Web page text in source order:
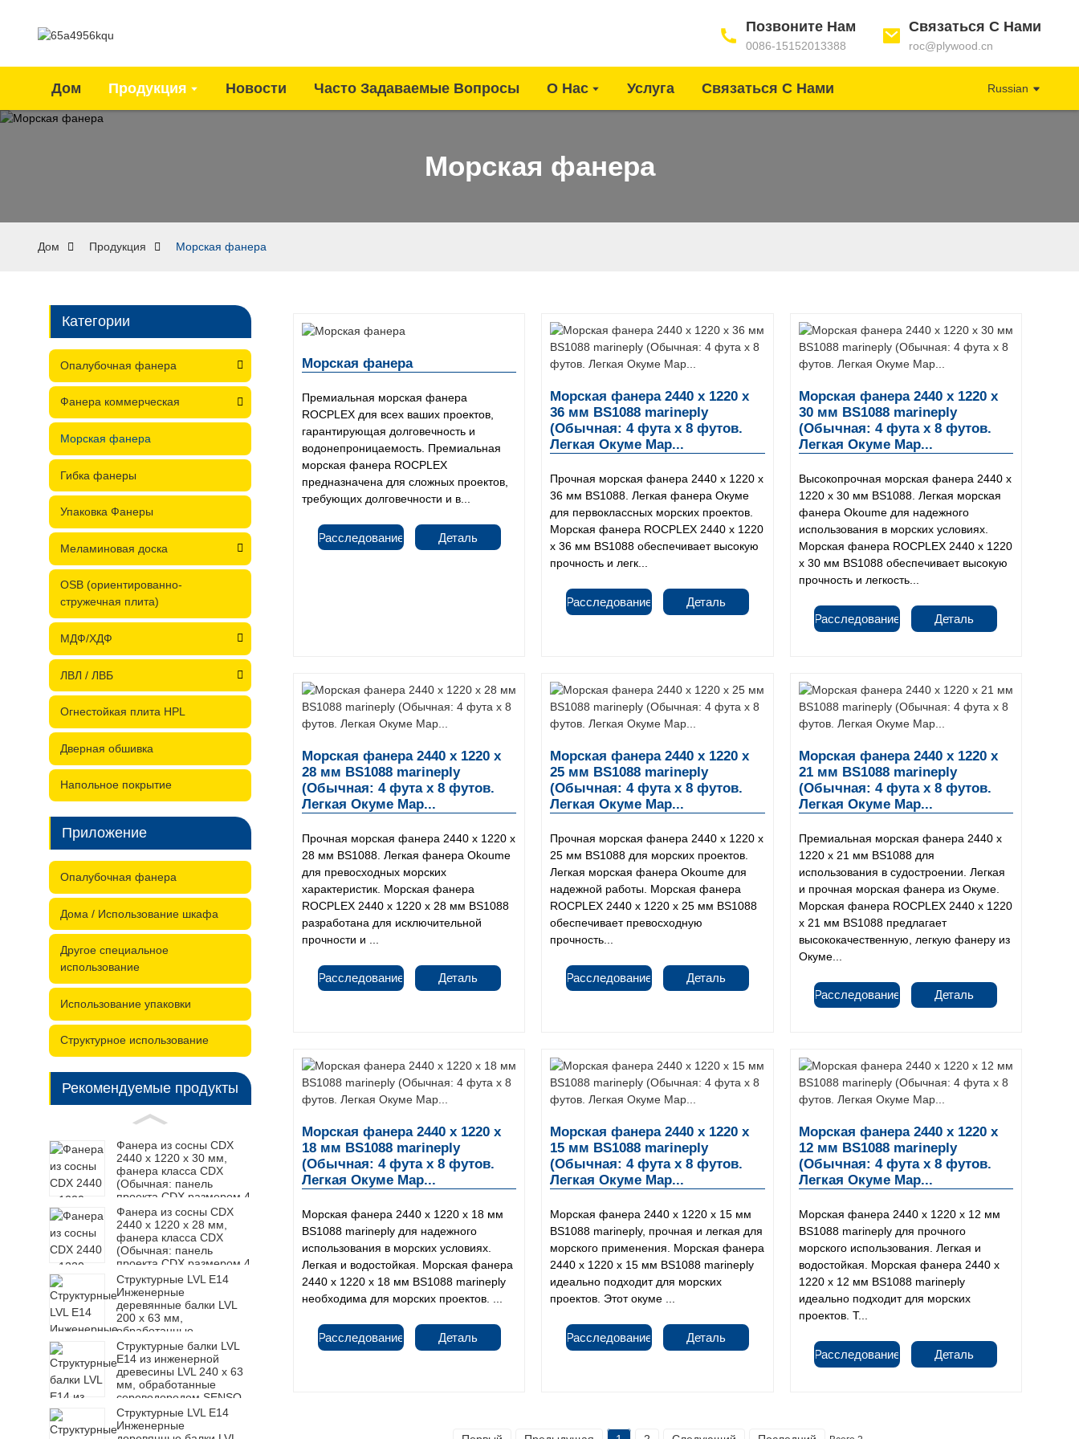
Позвоните Нам
0086-15152013388
Связаться С Нами
roc@plywood.cn
Дом Продукция Новости Часто Задаваемые Вопросы О Нас Услуга Связаться С Нами Russian
Морская фанера
Дом Продукция Морская фанера
Категории
Опалубочная фанера
Фанера коммерческая
Морская фанера
Гибка фанеры
Упаковка Фанеры
Меламиновая доска
OSB (ориентированно-
стружечная плита)
МДФ/ХДФ
ЛВЛ / ЛВБ
Огнестойкая плита HPL
Дверная обшивка
Напольное покрытие
Приложение
Опалубочная фанера
Дома / Использование шкафа
Другое специальное
использование
Использование упаковки
Структурное использование
Рекомендуемые продукты
Фанера из сосны CDX
2440 x 1220 x 30 мм,
фанера класса CDX
(Обычная: панель
проекта CDX размером 4
фута x 8 футов)
Фанера из сосны CDX
2440 x 1220 x 28 мм,
фанера класса CDX
(Обычная: панель
проекта CDX размером 4
фута x 8 футов)
Структурные LVL E14
Инженерные
деревянные балки LVL
200 x 63 мм,
обработанные
сероводородом SENSO
Каркас LVL F17
Структурные балки LVL
E14 из инженерной
древесины LVL 240 x 63
мм, обработанные
сероводородом SENSO,
каркас LVL F17
Структурные LVL E14
Инженерные
Морская фанера
Премиальная морская фанера
ROCPLEX для всех ваших проектов,
гарантирующая долговечность и
водонепроницаемость. Премиальная
морская фанера ROCPLEX
предназначена для сложных проектов,
требующих долговечности и в...
Расследование Деталь
Морская фанера 2440 x 1220 x
36 мм BS1088 marineply
(Обычная: 4 фута x 8 футов.
Легкая Окуме Мар...
Прочная морская фанера 2440 x 1220 x
36 мм BS1088. Легкая фанера Окуме
для первоклассных морских проектов.
Морская фанера ROCPLEX 2440 x 1220
x 36 мм BS1088 обеспечивает высокую
прочность и легк...
Расследование Деталь
Морская фанера 2440 x 1220 x
30 мм BS1088 marineply
(Обычная: 4 фута x 8 футов.
Легкая Окуме Мар...
Высокопрочная морская фанера 2440 x
1220 x 30 мм BS1088. Легкая морская
фанера Okoume для надежного
использования в морских условиях.
Морская фанера ROCPLEX 2440 x 1220
x 30 мм BS1088 обеспечивает высокую
прочность и легкость...
Расследование Деталь
Морская фанера 2440 x 1220 x
28 мм BS1088 marineply
(Обычная: 4 фута x 8 футов.
Легкая Окуме Мар...
Прочная морская фанера 2440 x 1220 x
28 мм BS1088. Легкая фанера Okoume
для превосходных морских
характеристик. Морская фанера
ROCPLEX 2440 x 1220 x 28 мм BS1088
разработана для исключительной
прочности и ...
Расследование Деталь
Морская фанера 2440 x 1220 x
25 мм BS1088 marineply
(Обычная: 4 фута x 8 футов.
Легкая Окуме Мар...
Прочная морская фанера 2440 x 1220 x
25 мм BS1088 для морских проектов.
Легкая морская фанера Okoume для
надежной работы. Морская фанера
ROCPLEX 2440 x 1220 x 25 мм BS1088
обеспечивает превосходную
прочность...
Расследование Деталь
Морская фанера 2440 x 1220 x
21 мм BS1088 marineply
(Обычная: 4 фута x 8 футов.
Легкая Окуме Мар...
Премиальная морская фанера 2440 x
1220 x 21 мм BS1088 для
использования в судостроении. Легкая
и прочная морская фанера из Окуме.
Морская фанера ROCPLEX 2440 x 1220
x 21 мм BS1088 предлагает
высококачественную, легкую фанеру из
Окуме...
Расследование Деталь
Морская фанера 2440 x 1220 x
18 мм BS1088 marineply
(Обычная: 4 фута x 8 футов.
Легкая Окуме Мар...
Морская фанера 2440 x 1220 x 18 мм
BS1088 marineply для надежного
использования в морских условиях.
Легкая и водостойкая. Морская фанера
2440 x 1220 x 18 мм BS1088 marineply
необходима для морских проектов. ...
Расследование Деталь
Морская фанера 2440 x 1220 x
15 мм BS1088 marineply
(Обычная: 4 фута x 8 футов.
Легкая Окуме Мар...
Морская фанера 2440 x 1220 x 15 мм
BS1088 marineply, прочная и легкая для
морского применения. Морская фанера
2440 x 1220 x 15 мм BS1088 marineply
идеально подходит для морских
проектов. Этот окуме ...
Расследование Деталь
Морская фанера 2440 x 1220 x
12 мм BS1088 marineply
(Обычная: 4 фута x 8 футов.
Легкая Окуме Мар...
Морская фанера 2440 x 1220 x 12 мм
BS1088 marineply для прочного
морского использования. Легкая и
водостойкая. Морская фанера 2440 x
1220 x 12 мм BS1088 marineply
идеально подходит для морских
проектов. Т...
Расследование Деталь